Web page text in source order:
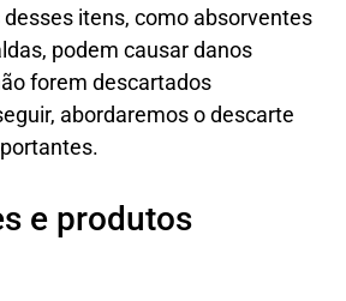
itens, como absorventes
podem causar danos
forem descartados
abordaremos o descarte
e produtos